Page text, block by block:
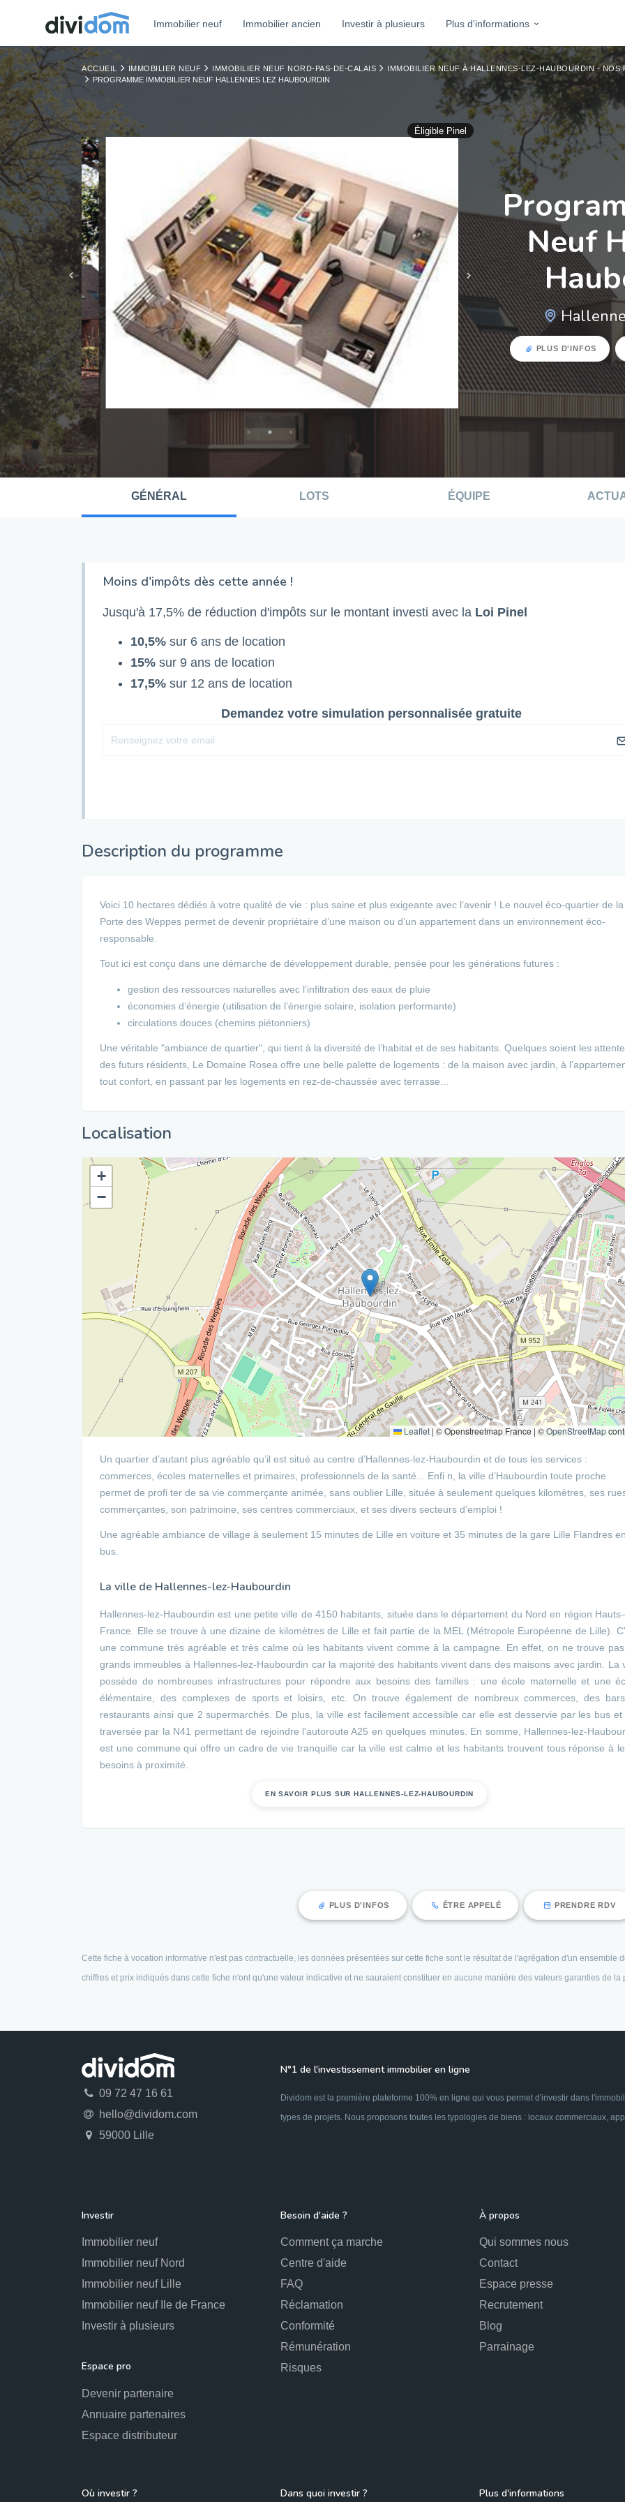
Immobilier neuf Immobilier ancien Investir à plusieurs Plus d'informations
ACCUEIL IMMOBILIER NEUF IMMOBILIER NEUF NORD-PAS-DE-CALAIS
IMMOBILIER NEUF À HALLENNES-LEZ-HAUBOURDIN - NOS
PROGRAMME IMMOBILIER NEUF HALLENNES LEZ HAUBOURDIN
Éligible Pinel
Neuf
PLUS D'INFOS
GÉNÉRAL LOTS ÉQUIPE
Moins d'impôts dès cette année !
Jusqu'à 17,5% de réduction d'impôts sur le montant investi avec la Loi Pinel
10,5% sur 6 ans de location
15% sur 9 ans de location
17,5% sur 12 ans de location
Demandez votre simulation personnalisée gratuite
Description du programme
Voici 10 hectares dédiés à votre qualité de vie : plus saine et plus exigeante avec l’avenir ! Le nouvel éco-quartier de la
Porte des Weppes permet de devenir propriétaire d’une maison ou d’un appartement dans un environnement éco-
responsable.
Tout ici est conçu dans une démarche de développement durable, pensée pour les générations futures :
gestion des ressources naturelles avec l'infiltration des eaux de pluie
économies d’énergie (utilisation de l’énergie solaire, isolation performante)
circulations douces (chemins piétonniers)
Une véritable "ambiance de quartier", qui tient à la diversité de l’habitat et de ses habitants. Quelques soient les
des futurs résidents, Le Domaine Rosea offre une belle palette de logements : de la maison avec jardin, à
tout confort, en passant par les logements en rez-de-chaussée avec terrasse...
Localisation
+
−
Leaflet | © Openstreetmap France | ©OpenStreetMap
Un quartier d’autant plus agréable qu’il est situé au centre d’Hallennes-lez-Haubourdin et de tous les services :
commerces, écoles maternelles et primaires, professionnels de la santé... Enfi n, la ville d’Haubourdin toute proche
permet de profi ter de sa vie commerçante animée, sans oublier Lille, située à seulement quelques kilomètres, ses
commerçantes, son patrimoine, ses centres commerciaux, et ses divers secteurs d’emploi !
Une agréable ambiance de village à seulement 15 minutes de Lille en voiture et 35 minutes de la gare Lille Flandres en
bus.
La ville de Hallennes-lez-Haubourdin
Hallennes-lez-Haubourdin est une petite ville de 4150 habitants, située dans le département du Nord en région
France. Elle se trouve à une dizaine de kilomètres de Lille et fait partie de la MEL (Métropole Européenne de Lille).
une commune très agréable et très calme où les habitants vivent comme à la campagne. En effet, on ne trouve
grands immeubles à Hallennes-lez-Haubourdin car la majorité des habitants vivent dans des maisons avec jardin. La
possède de nombreuses infrastructures pour répondre aux besoins des familles : une école maternelle et une
élémentaire, des complexes de sports et loisirs, etc. On trouve également de nombreux commerces, des
restaurants ainsi que 2 supermarchés. De plus, la ville est facilement accessible car elle est desservie par les bus et
traversée par la N41 permettant de rejoindre l'autoroute A25 en quelques minutes. En somme, Hallennes-lez-
est une commune qui offre un cadre de vie tranquille car la ville est calme et les habitants trouvent tous réponse à
besoins à proximité.
EN SAVOIR PLUS SUR HALLENNES-LEZ-HAUBOURDIN
PLUS D'INFOS ÊTRE APPELÉ PRENDRE RDV
Cette fiche à vocation informative n'est pas contractuelle, les données présentées sur cette fiche sont le résultat de l'agrégation d'un ensemble
chiffres et prix indiqués dans cette fiche n'ont qu'une valeur indicative et ne sauraient constituer en aucune manière des valeurs garanties de la
09 72 47 16 61
hello@dividom.com
59000 Lille
N°1 de l'investissement immobilier en ligne
Dividom est la première plateforme 100% en ligne qui vous permet d'investir dans
types de projets. Nous proposons toutes les typologies de biens : locaux commerciaux,
Investir
Immobilier neuf
Immobilier neuf Nord
Immobilier neuf Lille
Immobilier neuf Ile de France
Investir à plusieurs
Espace pro
Devenir partenaire
Annuaire partenaires
Espace distributeur
Besoin d'aide ?
Comment ça marche
Centre d'aide
FAQ
Réclamation
Conformité
Rémunération
Risques
À propos
Qui sommes nous
Contact
Espace presse
Recrutement
Blog
Parrainage
Où investir ? Dans quoi investir ? Plus d'informations